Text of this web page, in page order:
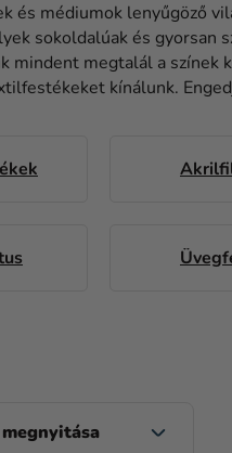
és médiumok lenyűgöző
sokoldalúak és gyorsan
mindent megtalál a színek
kínálunk.